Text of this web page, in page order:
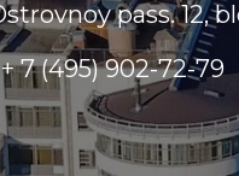
pass. 12,
+ 7 (495) 902-72-79